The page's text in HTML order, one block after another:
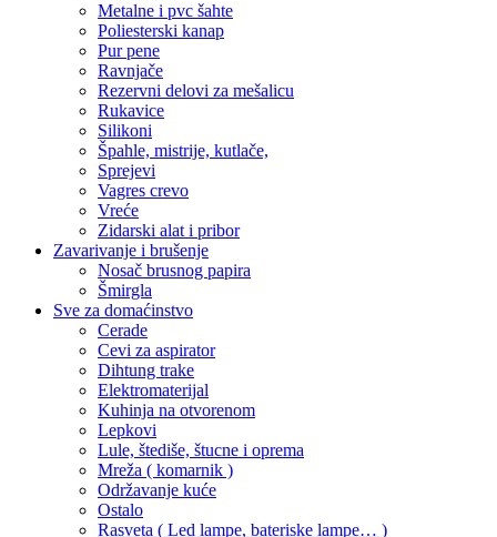
Metalne i pvc šahte
Poliesterski kanap
Pur pene
Ravnjače
Rezervni delovi za mešalicu
Rukavice
Silikoni
Špahle, mistrije, kutlače,
Sprejevi
Vagres crevo
Vreće
Zidarski alat i pribor
Zavarivanje i brušenje
Nosač brusnog papira
Šmirgla
Sve za domaćinstvo
Cerade
Cevi za aspirator
Dihtung trake
Elektromaterijal
Kuhinja na otvorenom
Lepkovi
Lule, štediše, štucne i oprema
Mreža ( komarnik )
Održavanje kuće
Ostalo
Rasveta ( Led lampe, bateriske lampe… )